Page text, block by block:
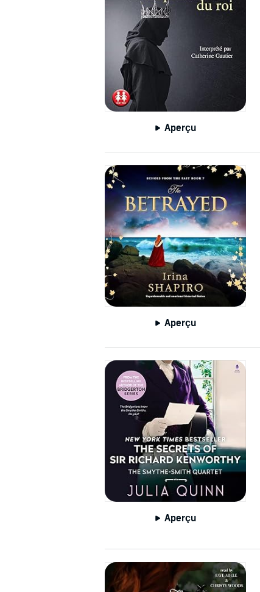
Aperçu
Aperçu
Aperçu